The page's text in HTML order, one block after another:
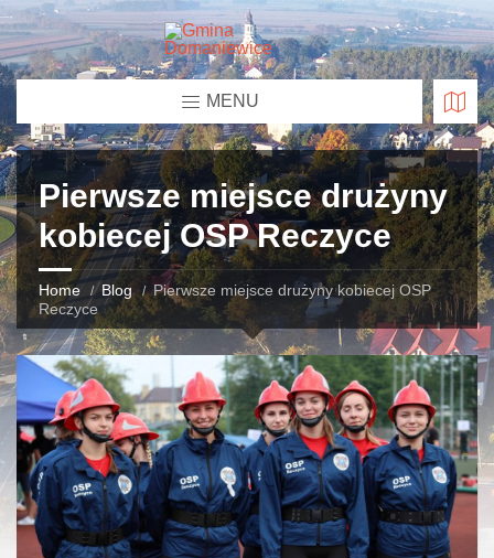
MENU
Pierwsze miejsce drużyny
kobiecej OSP Reczyce
Home Blog
Pierwsze miejsce drużyny kobiecej OSP
Reczyce